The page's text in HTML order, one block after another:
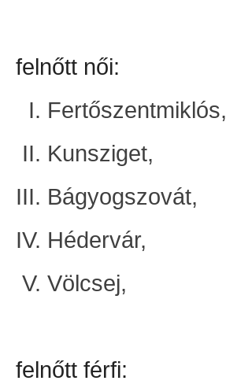
felnőtt női:
Fertőszentmiklós,
Kunsziget,
Bágyogszovát,
Hédervár,
Völcsej,
felnőtt férfi: